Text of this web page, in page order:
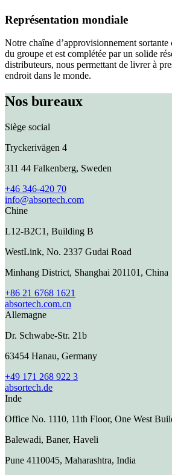
Représentation mondiale
Notre chaîne d’approvisionnement sortante
du groupe et est complétée par un solide
distributeurs, nous permettant de livrer à
endroit dans le monde.
Nos bureaux
Siège social
Tryckerivägen 4
311 44 Falkenberg, Sweden
+46 346-420 70
info@absortech.com
Chine
L12-B2C1, Building B
WestLink, No. 2337 Gudai Road
Minhang District, Shanghai 201101, China
+86 21 6768 1621
absortech.com.cn
Allemagne
Dr. Schwabe-Str. 21b
63454 Hanau, Germany
+49 171 268 922 3
absortech.de
Inde
Office No. 1110, 11th Floor, One West
Balewadi, Baner, Haveli
Pune 4110045, Maharashtra, India